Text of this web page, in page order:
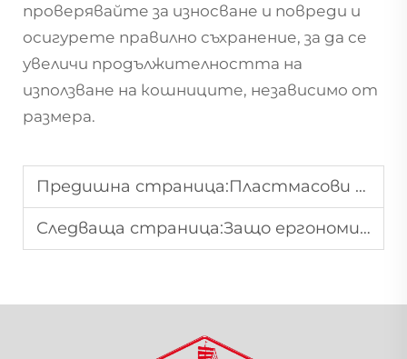
проверявайте за износване и повреди и
осигурете правилно съхранение, за да се
увеличи продължителността на
използване на кошниците, независимо от
размера.
Предишна страница:Пластмасови срещу метални кошници за пазаруване: Предимства и недостатъци
Следваща страница:Защо ергономичните дръжки са важни при пазарните кошници